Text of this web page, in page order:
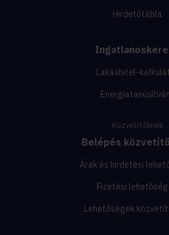
Hirdetőtábla
Lakáshitel-
Közvetítőknek
Belépés
Árak és hirdetési
Fizetési
Lehetőségek